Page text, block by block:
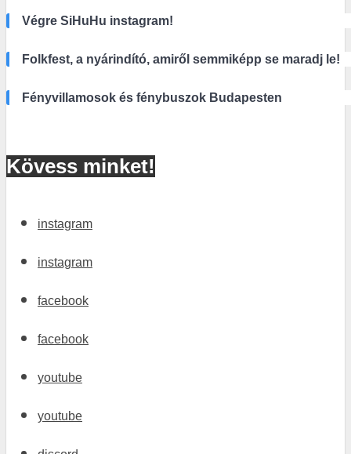
Végre SiHuHu instagram!
Folkfest, a nyárindító, amiről semmiképp se maradj le!
Fényvillamosok és fénybuszok Budapesten
Kövess minket!
instagram
instagram
facebook
facebook
youtube
youtube